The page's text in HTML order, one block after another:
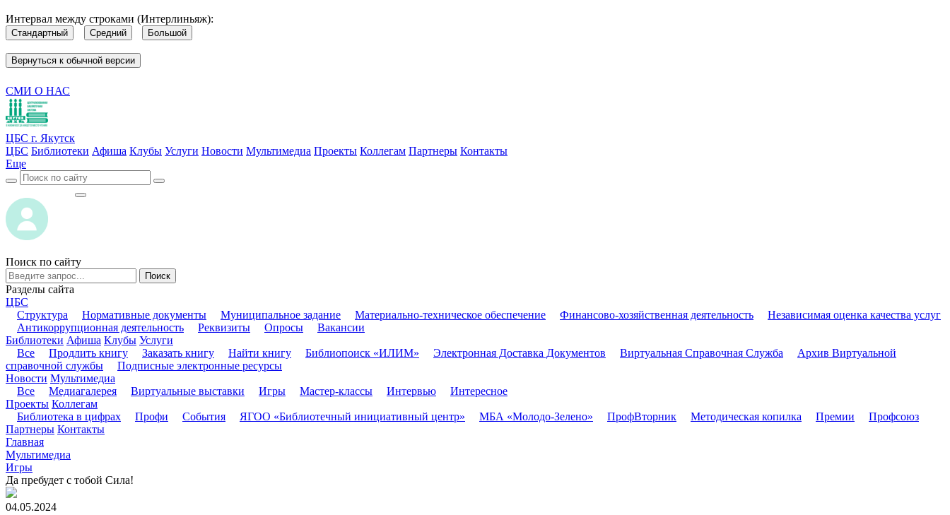
Интервал между строками (Интерлиньяж):
Стандартный Средний Большой
Вернуться к обычной версии
СМИ О НАС
ЦБС г. Якутск
ЦБС Библиотеки Афиша Клубы Услуги Новости Мультимедиа Проекты Коллегам Партнеры Контакты
Еще
Поиск по сайту
Поиск
Разделы сайта
ЦБС
Структура
Нормативные документы Муниципальное задание Материально-техническое обеспечение Финансово-хозяйственная деятельность
Независимая оценка качества услуг
Антикоррупционная деятельность
Реквизиты Опросы
Вакансии
Библиотеки Афиша Клубы Услуги
Все
Продлить книгу Заказать книгу Найти книгу Библиопоиск «ИЛИМ» Электронная Доставка Документов Виртуальная Справочная Служба
Архив Виртуальной
справочной службы
Подписные электронные ресурсы
Новости Мультимедиа
Все
Медиагалерея Виртуальные выставки Игры Мастер-классы Интервью
Интересное
Проекты Коллегам
Библиотека в цифрах
Профи События ЯГОО «Библиотечный инициативный центр» МБА «Молодо-Зелено» ПрофВторник Методическая копилка Премии
Профсоюз
Партнеры Контакты
Главная
Мультимедиа
Игры
Да пребудет с тобой Сила!
04.05.2024